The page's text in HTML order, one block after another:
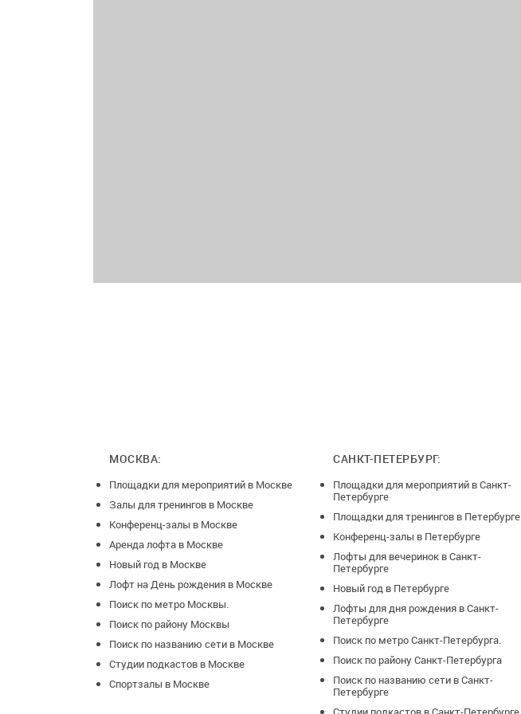
МОСКВА:
Площадки для мероприятий в Москве
Залы для тренингов в Москве
Конференц-залы в Москве
Аренда лофта в Москве
Новый год в Москве
Лофт на День рождения в Москве
Поиск по метро Москвы.
Поиск по району Москвы
Поиск по названию сети в Москве
Студии подкастов в Москве
Спортзалы в Москве
САНКТ-ПЕТЕРБУРГ:
Площадки для мероприятий в Санкт-
Петербурге
Площадки для тренингов в Петербурге
Конференц-залы в Петербурге
Лофты для вечеринок в Санкт-
Петербурге
Новый год в Петербурге
Лофты для дня рождения в Санкт-
Петербурге
Поиск по метро Санкт-Петербурга.
Поиск по району Санкт-Петербурга
Поиск по названию сети в Санкт-
Петербурге